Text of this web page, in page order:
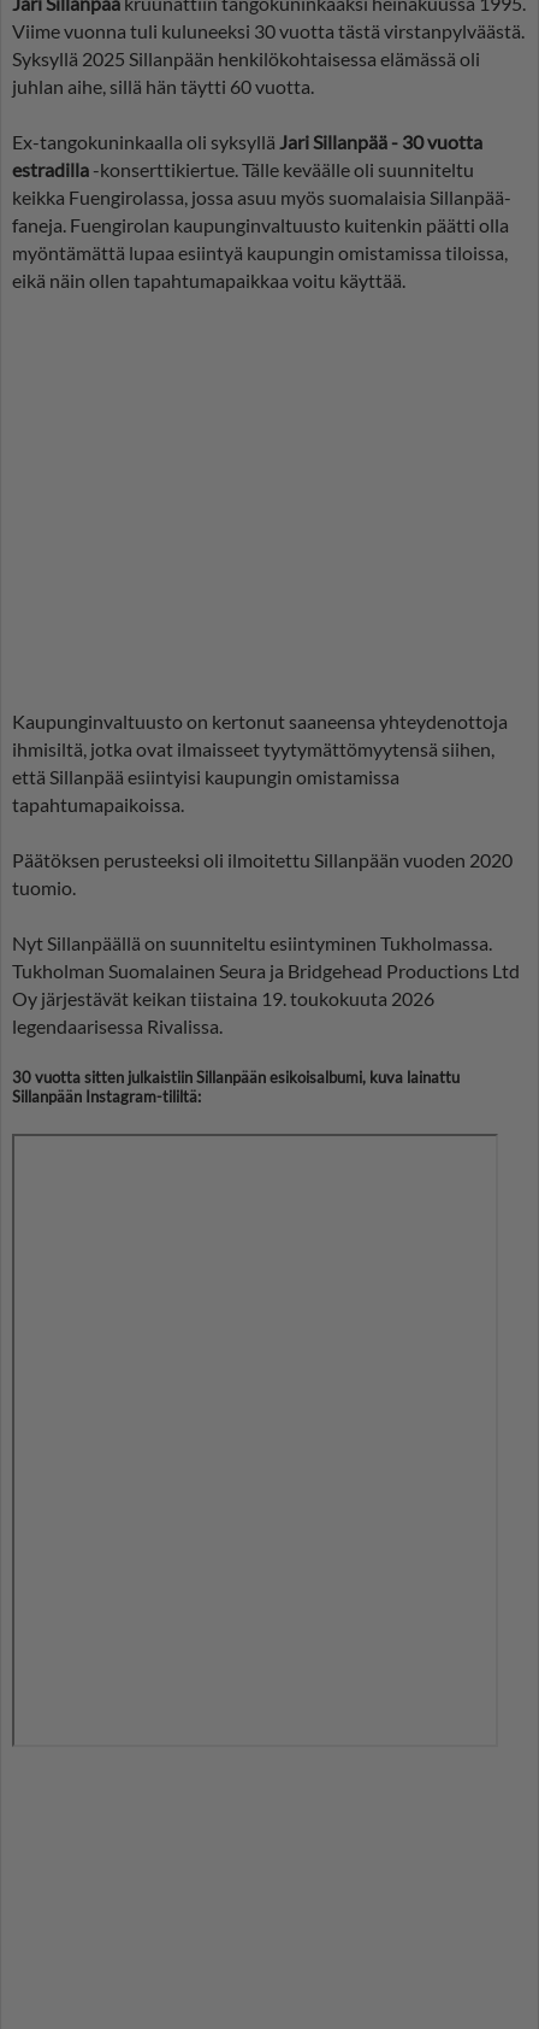
Viime vuonna tuli kuluneeksi 30 vuotta tästä virstanpylväästä.
Syksyllä 2025 Sillanpään henkilökohtaisessa elämässä oli
juhlan aihe, sillä hän täytti 60 vuotta.
Ex-tangokuninkaalla oli syksyllä Jari Sillanpää - 30 vuotta
estradilla -konserttikiertue. Tälle keväälle oli suunniteltu
keikka Fuengirolassa, jossa asuu myös suomalaisia Sillanpää-
faneja. Fuengirolan kaupunginvaltuusto kuitenkin päätti olla
myöntämättä lupaa esiintyä kaupungin omistamissa tiloissa,
eikä näin ollen tapahtumapaikkaa voitu käyttää.
Kaupunginvaltuusto on kertonut saaneensa yhteydenottoja
ihmisiltä, jotka ovat ilmaisseet tyytymättömyytensä siihen,
että Sillanpää esiintyisi kaupungin omistamissa
tapahtumapaikoissa.
Päätöksen perusteeksi oli ilmoitettu Sillanpään vuoden 2020
tuomio.
Nyt Sillanpäällä on suunniteltu esiintyminen Tukholmassa.
Tukholman Suomalainen Seura ja Bridgehead Productions Ltd
Oy järjestävät keikan tiistaina 19. toukokuuta 2026
legendaarisessa Rivalissa.
30 vuotta sitten julkaistiin Sillanpään esikoisalbumi, kuva lainattu
Sillanpään Instagram-tililtä: